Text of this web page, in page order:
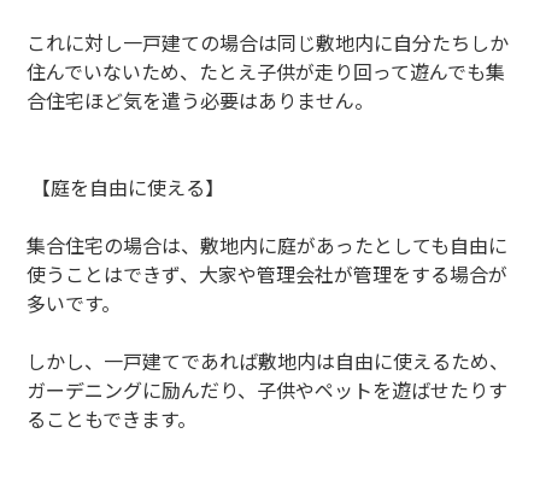
これに対し一戸建ての場合は同じ敷地内に自分たちしか
住んでいないため、たとえ子供が走り回って遊んでも集
合住宅ほど気を遣う必要はありません。
【庭を自由に使える】
集合住宅の場合は、敷地内に庭があったとしても自由に
使うことはできず、大家や管理会社が管理をする場合が
多いです。
しかし、一戸建てであれば敷地内は自由に使えるため、
ガーデニングに励んだり、子供やペットを遊ばせたりす
ることもできます。